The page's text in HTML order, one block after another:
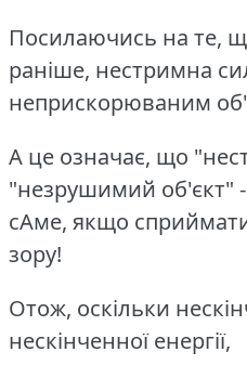
Посилаючись на те,
раніше, нестримна
неприскорюваним
А це означає, що
"незрушимий об'єкт" -
сАме, якщо
зору!
Отож, оскільки
нескінченної енергії,